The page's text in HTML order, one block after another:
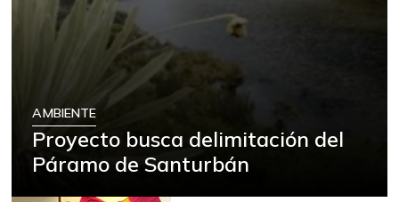
AMBIENTE
Proyecto busca delimitación del
Páramo de Santurbán